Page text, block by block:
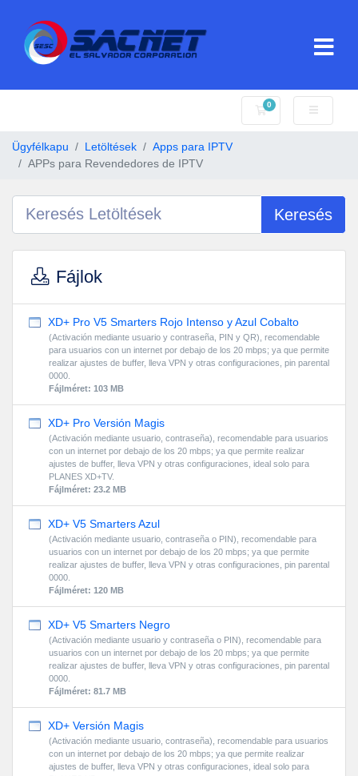
0
Bevásárlókosár
Ügyfélkapu Letöltések
Apps para IPTV
APPs para Revendedores de IPTV
Keresés
Fájlok
XD+ Pro V5 Smarters Rojo Intenso y Azul Cobalto
(Activación mediante usuario y contraseña, PIN y QR), recomendable
para usuarios con un internet por debajo de los 20 mbps; ya que permite
realizar ajustes de buffer, lleva VPN y otras configuraciones, pin parental
0000.
Fájlméret: 103 MB
XD+ Pro Versión Magis
(Activación mediante usuario, contraseña), recomendable para usuarios
con un internet por debajo de los 20 mbps; ya que permite realizar
ajustes de buffer, lleva VPN y otras configuraciones, ideal solo para
PLANES XD+TV.
Fájlméret: 23.2 MB
XD+ V5 Smarters Azul
(Activación mediante usuario, contraseña o PIN), recomendable para
usuarios con un internet por debajo de los 20 mbps; ya que permite
realizar ajustes de buffer, lleva VPN y otras configuraciones, pin parental
0000.
Fájlméret: 120 MB
XD+ V5 Smarters Negro
(Activación mediante usuario y contraseña o PIN), recomendable para
usuarios con un internet por debajo de los 20 mbps; ya que permite
realizar ajustes de buffer, lleva VPN y otras configuraciones, pin parental
0000.
Fájlméret: 81.7 MB
XD+ Versión Magis
(Activación mediante usuario, contraseña), recomendable para usuarios
con un internet por debajo de los 20 mbps; ya que permite realizar
ajustes de buffer, lleva VPN y otras configuraciones, ideal solo para